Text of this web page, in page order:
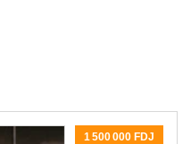
1 500 000 FDJ